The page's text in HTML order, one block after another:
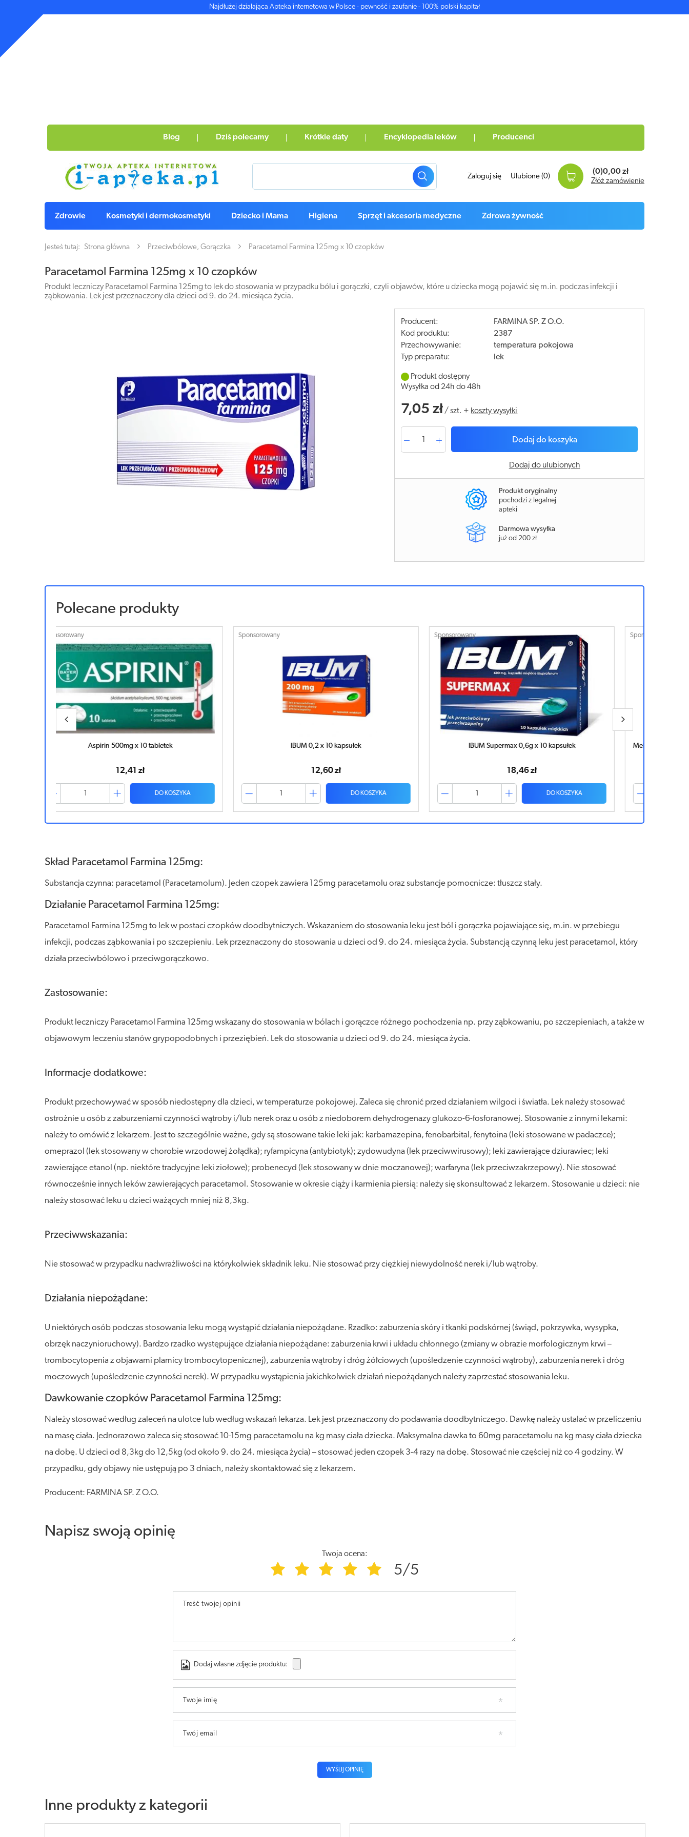
Najdłużej działająca Apteka internetowa w Polsce - pewność i zaufanie - 100% polski kapitał
Blog Dziś polecamy Krótkie daty Encyklopedia leków Producenci
Zaloguj się Ulubione (0)
(0)0,00 zł
Złóż zamówienie
Zdrowie Kosmetyki i dermokosmetyki Dziecko i Mama Higiena Sprzęt i akcesoria medyczne Zdrowa żywność
Jesteś tutaj: Strona główna Przeciwbólowe, Gorączka Paracetamol Farmina 125mg x 10 czopków
Paracetamol Farmina 125mg x 10 czopków
Produkt leczniczy Paracetamol Farmina 125mg to lek do stosowania w przypadku bólu i gorączki, czyli objawów, które u dziecka mogą pojawić się m.in. podczas infekcji i
ząbkowania. Lek jest przeznaczony dla dzieci od 9. do 24. miesiąca życia.
Producent:
FARMINA SP. Z O.O.
Kod produktu:
2387
Przechowywanie:
temperatura pokojowa
Typ preparatu:
lek
Produkt dostępny
Wysyłka od 24h do 48h
7,05 zł /szt. + koszty wysyłki
Dodaj do koszyka
Dodaj do ulubionych
Produkt oryginalny
pochodzi z legalnej
apteki
Darmowa wysyłka
już od 200 zł
Polecane produkty
Sponsorowany
IBUM 0,2 x 10 kapsułek
12,60 zł
DO KOSZYKA
Sponsorowany
IBUM Supermax 0,6g x 10 kapsułek
18,46 zł
DO KOSZYKA
Sponsorowany
Mel 7,5mg x 10 tabletek ulegających rozpadowi w jamie
9,20 zł
DO KOSZYKA
Skład Paracetamol Farmina 125mg:
Substancja czynna: paracetamol (Paracetamolum). Jeden czopek zawiera 125mg paracetamolu oraz substancje pomocnicze: tłuszcz stały.
Działanie Paracetamol Farmina 125mg:
Paracetamol Farmina 125mg to lek w postaci czopków doodbytniczych. Wskazaniem do stosowania leku jest ból i gorączka pojawiające się, m.in. w przebiegu
infekcji, podczas ząbkowania i po szczepieniu. Lek przeznaczony do stosowania u dzieci od 9. do 24. miesiąca życia. Substancją czynną leku jest paracetamol, który
działa przeciwbólowo i przeciwgorączkowo.
Zastosowanie:
Produkt leczniczy Paracetamol Farmina 125mg wskazany do stosowania w bólach i gorączce różnego pochodzenia np. przy ząbkowaniu, po szczepieniach, a także w
objawowym leczeniu stanów grypopodobnych i przeziębień. Lek do stosowania u dzieci od 9. do 24. miesiąca życia.
Informacje dodatkowe:
Produkt przechowywać w sposób niedostępny dla dzieci, w temperaturze pokojowej. Zaleca się chronić przed działaniem wilgoci i światła. Lek należy stosować
ostrożnie u osób z zaburzeniami czynności wątroby i/lub nerek oraz u osób z niedoborem dehydrogenazy glukozo-6-fosforanowej. Stosowanie z innymi lekami:
należy to omówić z lekarzem. Jest to szczególnie ważne, gdy są stosowane takie leki jak: karbamazepina, fenobarbital, fenytoina (leki stosowane w padaczce);
omeprazol (lek stosowany w chorobie wrzodowej żołądka); ryfampicyna (antybiotyk); zydowudyna (lek przeciwwirusowy); leki zawierające dziurawiec; leki
zawierające etanol (np. niektóre tradycyjne leki ziołowe); probenecyd (lek stosowany w dnie moczanowej); warfaryna (lek przeciwzakrzepowy). Nie stosować
równocześnie innych leków zawierających paracetamol. Stosowanie w okresie ciąży i karmienia piersią: należy się skonsultować z lekarzem. Stosowanie u dzieci: nie
należy stosować leku u dzieci ważących mniej niż 8,3kg.
Przeciwwskazania:
Nie stosować w przypadku nadwrażliwości na którykolwiek składnik leku. Nie stosować przy ciężkiej niewydolność nerek i/lub wątroby.
Działania niepożądane:
U niektórych osób podczas stosowania leku mogą wystąpić działania niepożądane. Rzadko: zaburzenia skóry i tkanki podskórnej (świąd, pokrzywka, wysypka,
obrzęk naczynioruchowy). Bardzo rzadko występujące działania niepożądane: zaburzenia krwi i układu chłonnego (zmiany w obrazie morfologicznym krwi –
trombocytopenia z objawami plamicy trombocytopenicznej), zaburzenia wątroby i dróg żółciowych (upośledzenie czynności wątroby), zaburzenia nerek i dróg
moczowych (upośledzenie czynności nerek). W przypadku wystąpienia jakichkolwiek działań niepożądanych należy zaprzestać stosowania leku.
Dawkowanie czopków Paracetamol Farmina 125mg:
Należy stosować według zaleceń na ulotce lub według wskazań lekarza. Lek jest przeznaczony do podawania doodbytniczego. Dawkę należy ustalać w przeliczeniu
na masę ciała. Jednorazowo zaleca się stosować 10-15mg paracetamolu na kg masy ciała dziecka. Maksymalna dawka to 60mg paracetamolu na kg masy ciała dziecka
na dobę. U dzieci od 8,3kg do 12,5kg (od około 9. do 24. miesiąca życia) – stosować jeden czopek 3-4 razy na dobę. Stosować nie częściej niż co 4 godziny. W
przypadku, gdy objawy nie ustępują po 3 dniach, należy skontaktować się z lekarzem.
Producent: FARMINA SP. Z O.O.
Napisz swoją opinię
Twoja ocena:
5/5
Treść twojej opinii
Dodaj własne zdjęcie produktu:
Twoje imię
Twój email
WYŚLIJ OPINIĘ
Inne produkty z kategorii